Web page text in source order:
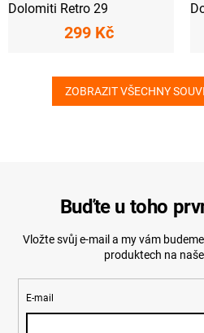
Dolomiti Retro 29
299 Kč
ZOBRAZIT VŠECHNY
Buďte u toho
Vložte svůj e-mail a my vám
produktech na
E-mail